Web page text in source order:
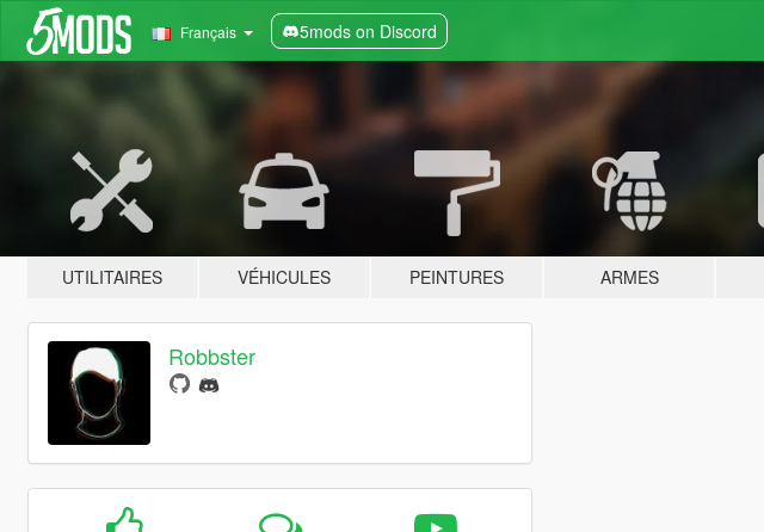
Français 5mods on Discord
UTILITAIRES VÉHICULES PEINTURES ARMES
Robbster